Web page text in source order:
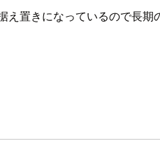
え置きになっているので長期